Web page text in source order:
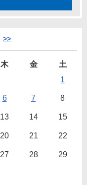
>>
木 金
土
1
6 7 8
13 14 15
20 21 22
27 28 29